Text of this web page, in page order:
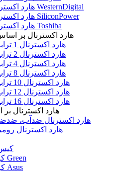
هارد اکسترنال WesternDigital
هارد اکسترنال SiliconPower
هارد اکسترنال Toshiba
هارد اکسترنال بر
هارد اکسترنال 1 ترابایت
هارد اکسترنال 2 ترابایت
هارد اکسترنال 4 ترابایت
هارد اکسترنال 8 ترابایت
هارد اکسترنال 10 ترابایت
هارد اکسترنال 12 ترابایت
هارد اکسترنال 16 ترابایت
هارد اکسترنال
هارد اکسترنال ضدآب،
هارد اکسترنال
کیس
کیس Green
کیس Asus